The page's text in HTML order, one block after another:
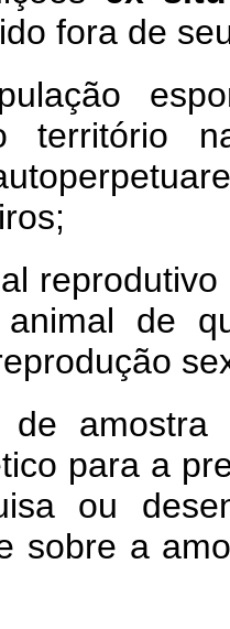
fora de
território
de
amostra
para a
ou
sobre a